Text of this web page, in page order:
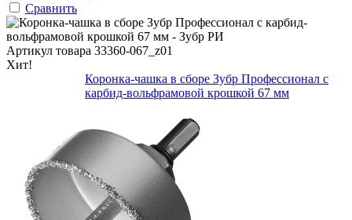
Сравнить
Артикул товара 33360-067_z01
Хит!
Коронка-чашка в сборе Зубр Профессионал с
карбид-вольфрамовой крошкой 67 мм